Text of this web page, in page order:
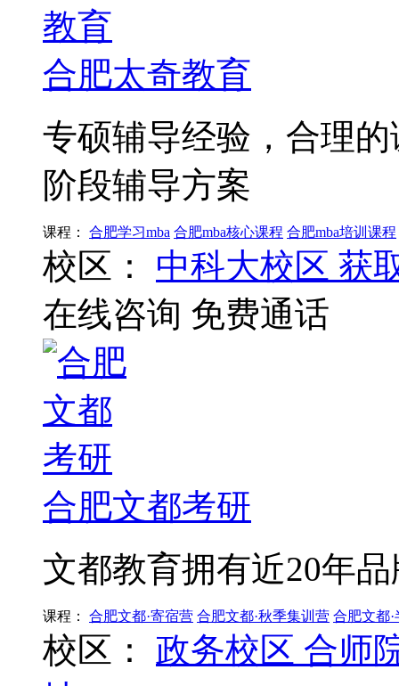
合肥太奇教育
专硕辅导经验，合理
阶段辅导方案
课程： 合肥学习mba 合肥mba核心课程 合肥mba培训课程
校区： 中科大校区 获
在线咨询 免费通话
合肥文都考研
文都教育拥有近20年
课程： 合肥文都·寄宿营 合肥文都·秋季集训营 合肥文都
校区： 政务校区 合师